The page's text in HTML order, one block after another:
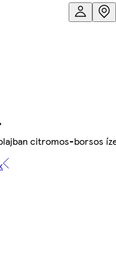
citromos-borsos